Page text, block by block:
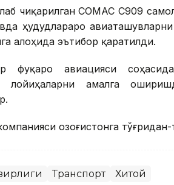
чиқарилган COMAC C909
ҳудудлараро
алоҳида эътибор қаратилди.
фуқаро авиацияси
амалга
Қозоғистонга тўғридан-
Транспорт Хитой